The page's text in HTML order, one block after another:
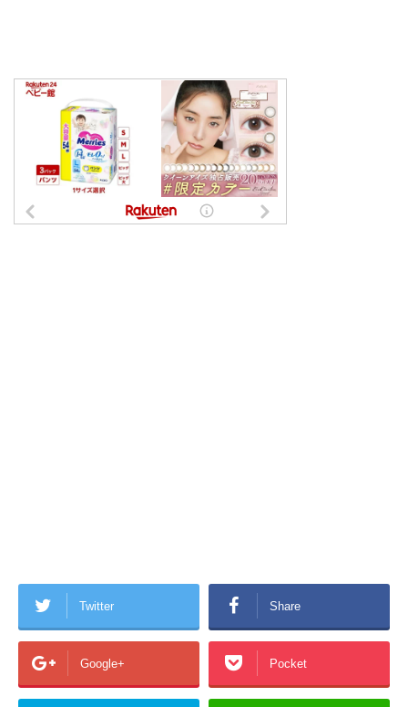
Twitter Share
Google+ Pocket